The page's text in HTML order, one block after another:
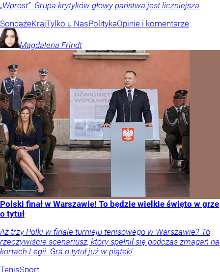
„Wprost”. Grupa krytyków głowy państwa jest liczniejsza.
SondażeKrajTylko u NasPolitykaOpinie i komentarze
Magdalena Frindt
Polski finał w Warszawie! To będzie wielkie święto w grze
o tytuł
Aż trzy Polki w finale turnieju tenisowego w Warszawie? To
rzeczywiście scenariusz, który spełnił się podczas zmagań na
kortach Legii. Gra o tytuł już w piątek!
TenisSport